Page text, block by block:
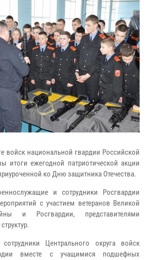
войск национальной гвардии Российской
итоги ежегодной патриотической акции
ко Дню защитника Отечества.
и сотрудники Росгвардии
с участием ветеранов Великой
и Росгвардии, представителями
Центрального округа войск
вместе с учащимися подшефных